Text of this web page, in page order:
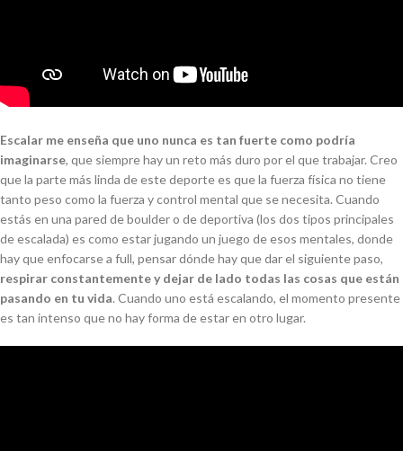
Escalar me enseña que uno nunca es tan fuerte como podría
imaginarse, que siempre hay un reto más duro por el que trabajar. Creo
que la parte más linda de este deporte es que la fuerza física no tiene
tanto peso como la fuerza y control mental que se necesita. Cuando
estás en una pared de boulder o de deportiva (los dos tipos principales
de escalada) es como estar jugando un juego de esos mentales, donde
hay que enfocarse a full, pensar dónde hay que dar el siguiente paso,
respirar constantemente y dejar de lado todas las cosas que están
pasando en tu vida. Cuando uno está escalando, el momento presente
es tan intenso que no hay forma de estar en otro lugar.